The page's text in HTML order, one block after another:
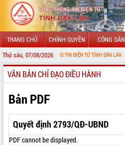
TRANG CHỦ CHÍNH QUYỀN CÔNG DÂN
Thứ sáu, 07/08/2026
CỔNG THÔNG TIN ĐIỆN TỬ TỈNH ĐẮK LẮK
GIỚI THIỆU
LÃNH ĐẠO UBND TỈNH
TIN TỨC SỰ KIỆN
SỞ, BAN, NGÀNH
VĂN BẢN CHỈ ĐẠO ĐIỀU HÀNH
Bản PDF
Quyết định 2793/QĐ-UBND
PDF cannot be displayed.